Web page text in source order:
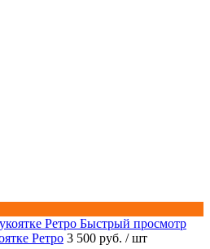
Быстрый просмотр
Ретро 3 500 руб. / шт